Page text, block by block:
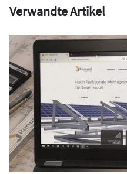
Verwandte Artikel